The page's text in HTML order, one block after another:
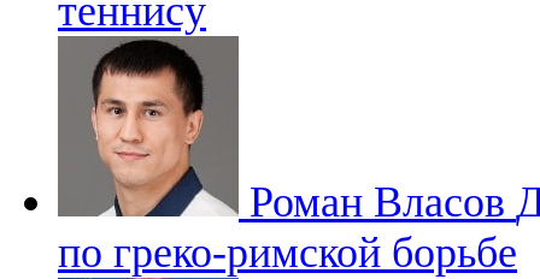
теннису
Роман Власов
по греко-римской борьбе